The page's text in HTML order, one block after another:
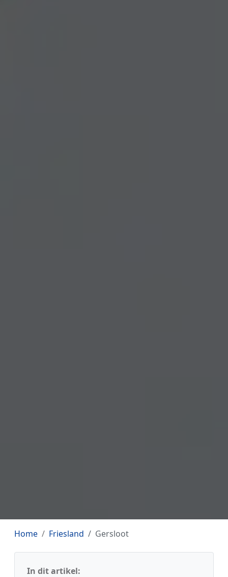
Home Friesland Gersloot
In dit artikel: